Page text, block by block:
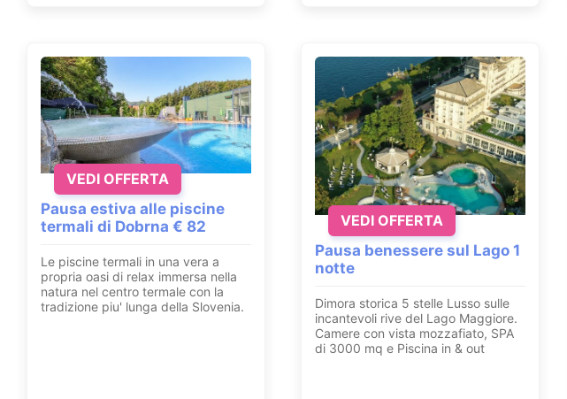
Pausa estiva alle piscine
termali di Dobrna € 82
Le piscine termali in una vera a
propria oasi di relax immersa nella
natura nel centro termale con la
tradizione piu' lunga della Slovenia.
VEDI OFFERTA
Pausa benessere sul Lago 1
notte
Dimora storica 5 stelle Lusso sulle
incantevoli rive del Lago Maggiore.
Camere con vista mozzafiato, SPA
di 3000 mq e Piscina in & out
VEDI OFFERTA